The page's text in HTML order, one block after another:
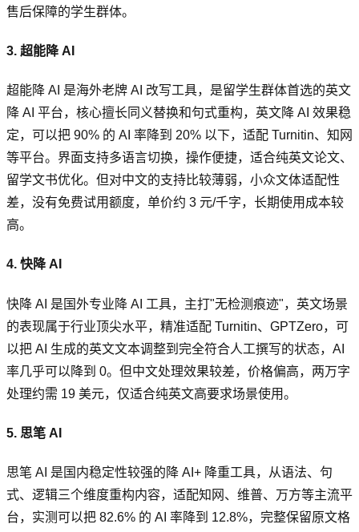
售后保障的学生群体。
3. 超能降 AI
超能降 AI 是海外老牌 AI 改写工具，是留学生群体首选的英文
降 AI 平台，核心擅长同义替换和句式重构，英文降 AI 效果稳
定，可以把 90% 的 AI 率降到 20% 以下，适配 Turnitin、知网
等平台。界面支持多语言切换，操作便捷，适合纯英文论文、
留学文书优化。但对中文的支持比较薄弱，小众文体适配性
差，没有免费试用额度，单价约 3 元/千字，长期使用成本较
高。
4. 快降 AI
快降 AI 是国外专业降 AI 工具，主打"无检测痕迹"，英文场景
的表现属于行业顶尖水平，精准适配 Turnitin、GPTZero，可
以把 AI 生成的英文文本调整到完全符合人工撰写的状态，AI
率几乎可以降到 0。但中文处理效果较差，价格偏高，两万字
处理约需 19 美元，仅适合纯英文高要求场景使用。
5. 思笔 AI
思笔 AI 是国内稳定性较强的降 AI+ 降重工具，从语法、句
式、逻辑三个维度重构内容，适配知网、维普、万方等主流平
台，实测可以把 82.6% 的 AI 率降到 12.8%，完整保留原文格